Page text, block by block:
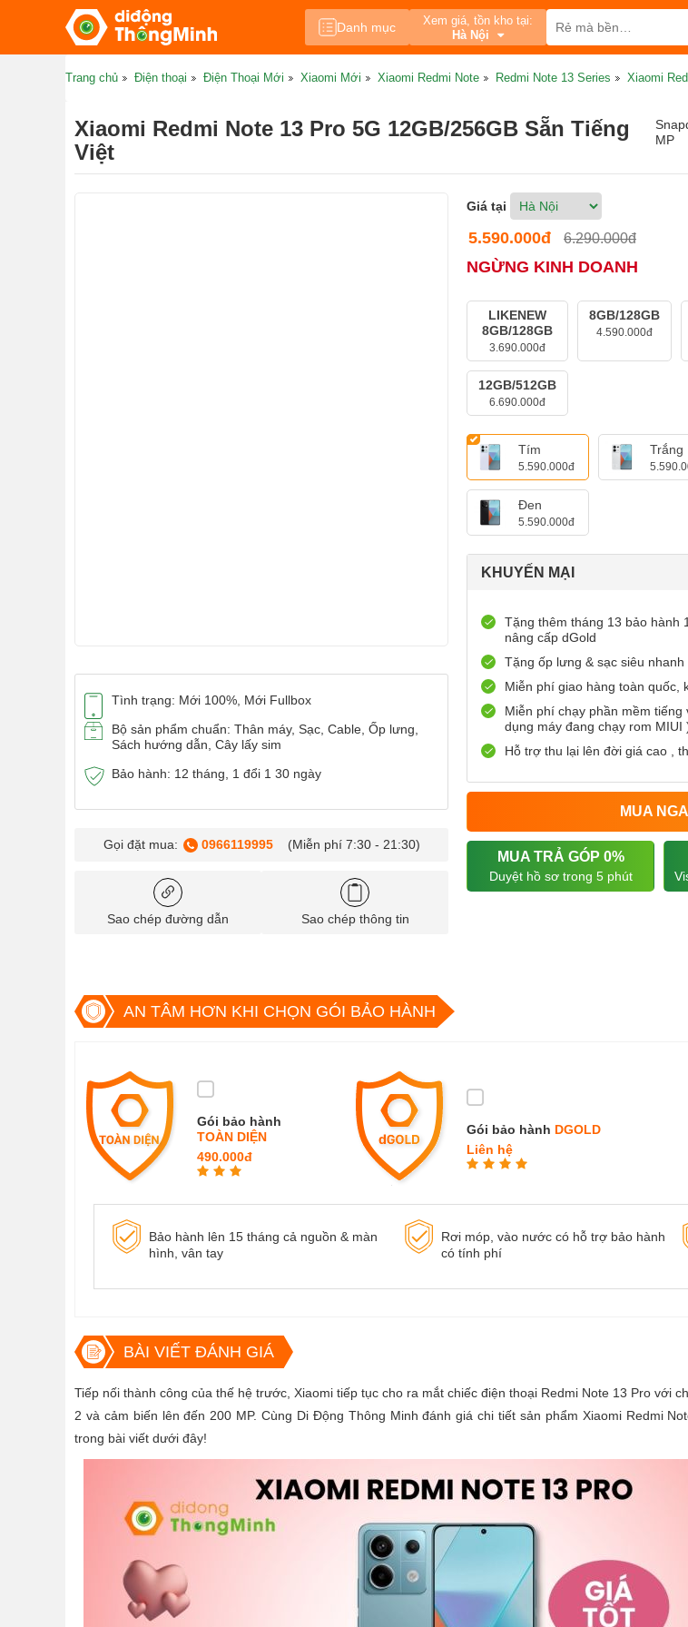
Danh mục
Xem giá, tồn kho tại:
Hà Nội
Trang chủ Điện thoại Điện Thoại Mới Xiaomi Mới Xiaomi Redmi Note Redmi Note 13 Series Xiaomi
Xiaomi Redmi Note 13 Pro 5G 12GB/256GB Sẵn Tiếng
Việt
MP
Tình trạng: Mới 100%, Mới Fullbox
Bộ sản phẩm chuẩn: Thân máy, Sạc, Cable, Ốp lưng,
Sách hướng dẫn, Cây lấy sim
Bảo hành: 12 tháng, 1 đổi 1 30 ngày
Gọi đặt mua: 0966119995 (Miễn phí 7:30 - 21:30)
Sao chép đường dẫn Sao chép thông tin
Giá tại
5.590.000đ 6.290.000đ
NGỪNG KINH DOANH
LIKENEW
8GB/128GB
3.690.000đ
8GB/128GB
4.590.000đ
12GB/512GB
6.690.000đ
Tím
5.590.000đ
Trắng
Đen
5.590.000đ
KHUYẾN MẠI
Tặng thêm tháng 13 bảo hành
nâng cấp dGold
Tặng ốp lưng & sạc siêu
Miễn phí giao hàng toàn quốc,
Miễn phí chạy phần mềm
dụng máy đang chạy rom MIUI
Hỗ trợ thu lại lên đời giá cao ,
MUA
MUA TRẢ GÓP 0%
Duyệt hồ sơ trong 5 phút
AN TÂM HƠN KHI CHỌN GÓI BẢO HÀNH
Gói bảo hành
TOÀN DIỆN
490.000đ
Gói bảo hành DGOLD
Liên hệ
Bảo hành lên 15 tháng cả nguồn & màn
hình, vân tay
Rơi móp, vào nước có hỗ trợ bảo hành
có tính phí
BÀI VIẾT ĐÁNH GIÁ
Tiếp nối thành công của thế hệ trước, Xiaomi tiếp tục cho ra mắt chiếc điện thoại Redmi Note 13 Pro với
2 và cảm biến lên đến 200 MP. Cùng Di Động Thông Minh đánh giá chi tiết sản phẩm Xiaomi Redmi
trong bài viết dưới đây!